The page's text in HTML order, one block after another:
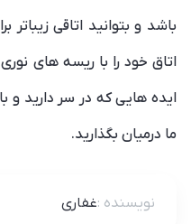
باشد و بتوانید اتاقی زیباتر
اتاق خود را با ریسه های
ایده هایی که در سر دارید و با
ما درمیان بگذارید.
نویسنده :غفاری